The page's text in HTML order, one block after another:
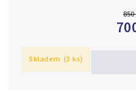
Skladem (3 ks)